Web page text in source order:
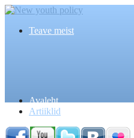
Teave meist
Avaleht
Artiiklid